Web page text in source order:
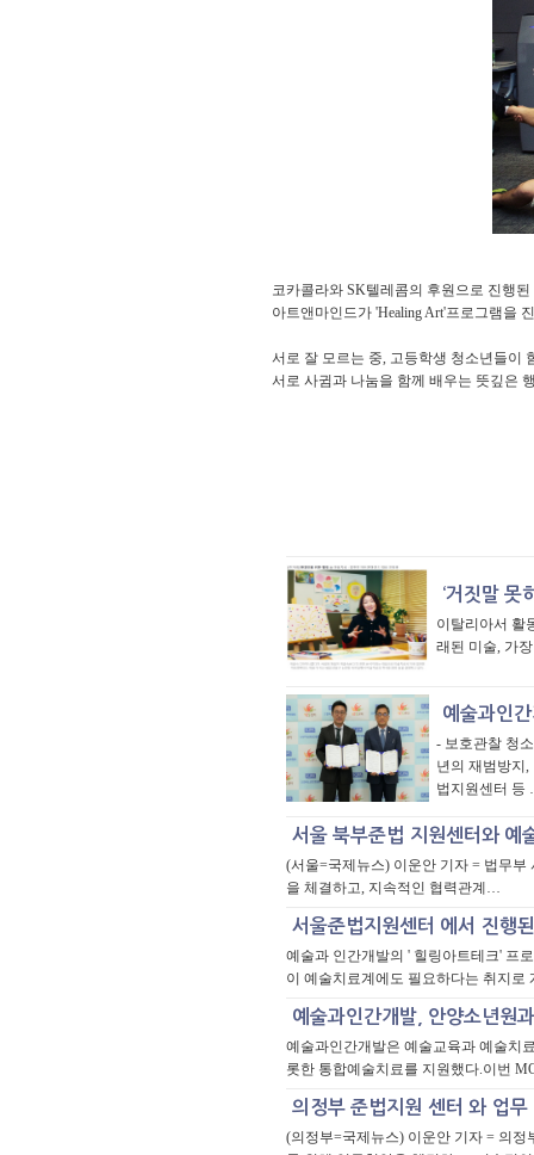
코카콜라와 SK텔레콤의 후원으로 진행
아트앤마인드가 'Healing Art'프로그램을
서로 잘 모르는 중, 고등학생 청소년들이
서로 사귐과 나눔을 함께 배우는 뜻깊은
이탈리아서 활
래된 미술, 가
- 보호관찰 청
년의 재범방지
법지원센터 등
(서울=국제뉴스) 이운안 기자 = 법무
을 체결하고, 지속적인 협력관계…
예술과 인간개발의 ' 힐링아트테크' 프
이 예술치료계에도 필요하다는 취지
예술과인간개발은 예술교육과 예술치
롯한 통합예술치료를 지원했다.이번
(의정부=국제뉴스) 이운안 기자 = 의